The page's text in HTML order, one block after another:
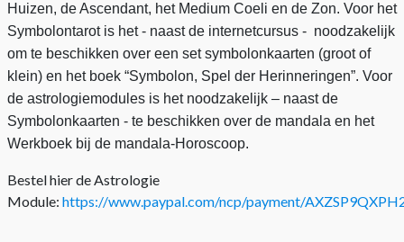
Huizen, de Ascendant, het Medium Coeli en de Zon. Voor het
Symbolontarot is het - naast de internetcursus - noodzakelijk
om te beschikken over een set symbolonkaarten (groot of
klein) en het boek “Symbolon, Spel der Herinneringen”. Voor
de astrologiemodules is het noodzakelijk – naast de
Symbolonkaarten - te beschikken over de mandala en het
Werkboek bij de mandala-Horoscoop.
Bestel hier de Astrologie
Module: https://www.paypal.com/ncp/payment/